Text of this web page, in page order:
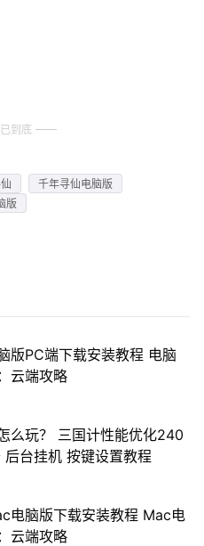
到底
千年寻仙电脑版
版
版PC端下载安装教程 电脑
云端攻略
么玩？ 三国计性能优化240
后台挂机 按键设置教程
电脑版下载安装教程 Mac电
云端攻略